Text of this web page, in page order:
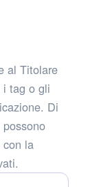
al Titolare
i tag o gli
Di
la